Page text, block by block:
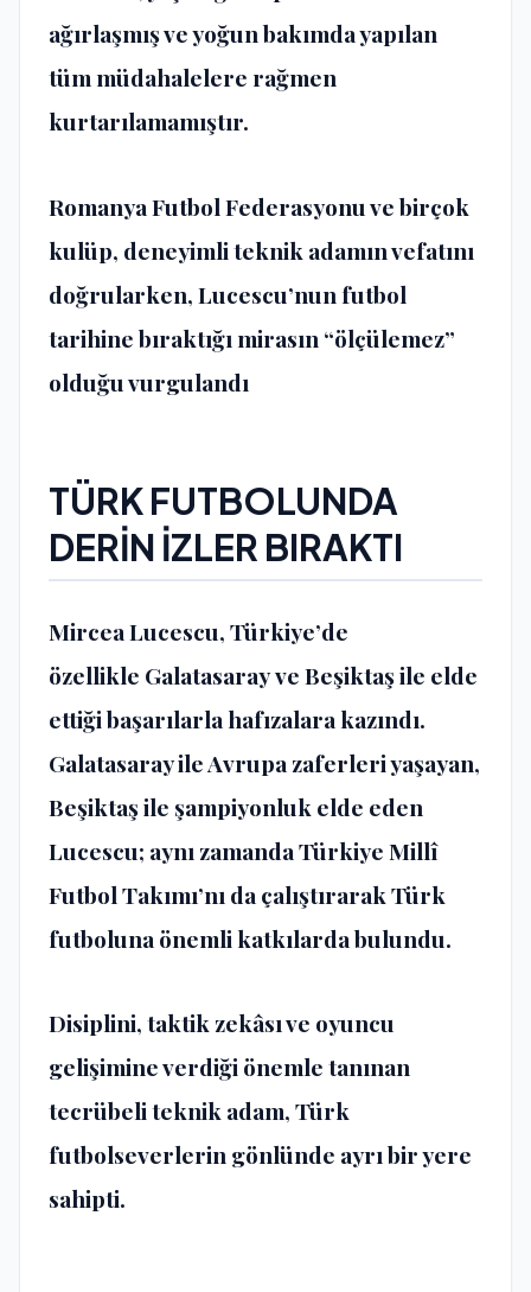
ağırlaşmış ve yoğun bakımda yapılan
tüm müdahalelere rağmen
kurtarılamamıştır.
Romanya Futbol Federasyonu ve birçok
kulüp, deneyimli teknik adamın vefatını
doğrularken, Lucescu’nun futbol
tarihine bıraktığı mirasın “ölçülemez”
olduğu vurgulandı
TÜRK FUTBOLUNDA
DERİN İZLER BIRAKTI
Mircea Lucescu, Türkiye’de
özellikle GalatasarayveBeşiktaşile elde
ettiği başarılarla hafızalara kazındı.
Galatasaray ile Avrupa zaferleri yaşayan,
Beşiktaş ile şampiyonluk elde eden
Lucescu; aynı zamandaTürkiye Millî
Futbol Takımı’nı da çalıştırarak Türk
futboluna önemli katkılarda bulundu.
Disiplini, taktik zekâsı ve oyuncu
gelişimine verdiği önemle tanınan
tecrübeli teknik adam, Türk
futbolseverlerin gönlünde ayrı bir yere
sahipti.